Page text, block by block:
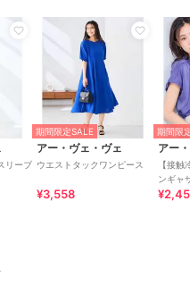
クをクリック）
受けることができます。
ンなどの閲覧環境により
ざいます。
ご参照ください。
リーブ
期間限定SALE
アー・ヴェ・ヴェ
ウエストタックワンピース
¥3,558
期間限
アー
【接
ンギャ
乾/イー